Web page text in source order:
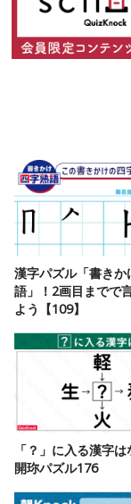
漢字パズル「書きか
語」！2画目までで
よう【109】
「？」に入る漢字
開珎パズル176